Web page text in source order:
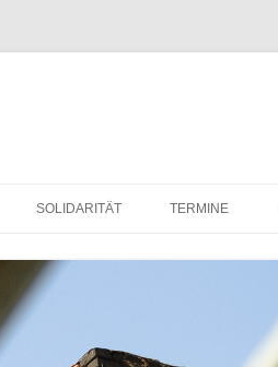
SOLIDARITÄT TERMINE